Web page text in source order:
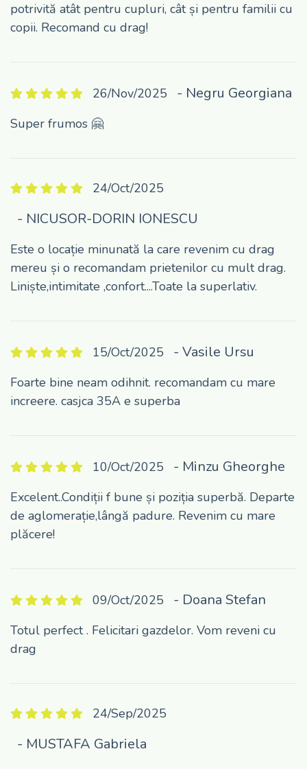
potrivită atât pentru cupluri, cât și pentru familii cu
copii. Recomand cu drag!
26/Nov/2025 - Negru Georgiana
Super frumos 🤗
24/Oct/2025
- NICUSOR-DORIN IONESCU
Este o locație minunată la care revenim cu drag
mereu și o recomandam prietenilor cu mult drag.
Liniște,intimitate ,confort....Toate la superlativ.
15/Oct/2025 - Vasile Ursu
Foarte bine neam odihnit. recomandam cu mare
increere. casjca 35A e superba
10/Oct/2025 - Minzu Gheorghe
Excelent..Condiții f bune și poziția superbă. Departe
de aglomerație,lângă padure. Revenim cu mare
plăcere!
09/Oct/2025 - Doana Stefan
Totul perfect . Felicitari gazdelor. Vom reveni cu
drag
24/Sep/2025
- MUSTAFA Gabriela